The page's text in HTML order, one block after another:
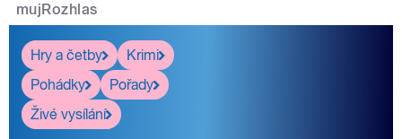
mujRozhlas
Hry a četby
Krimi
Pohádky
Pořady
Živé vysílání